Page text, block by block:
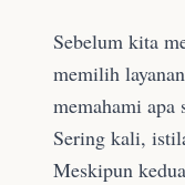
Sebelum kita
memilih
memahami apa
Sering kali,
Meskipun